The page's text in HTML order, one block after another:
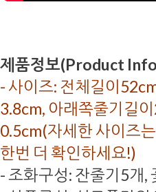
제품정보(Product
- 사이즈: 전체길이
3.8cm, 아래쪽줄기길
0.5cm(자세한 사이즈
한번 더 확인하세요!)
- 조화구성: 잔줄기5개,